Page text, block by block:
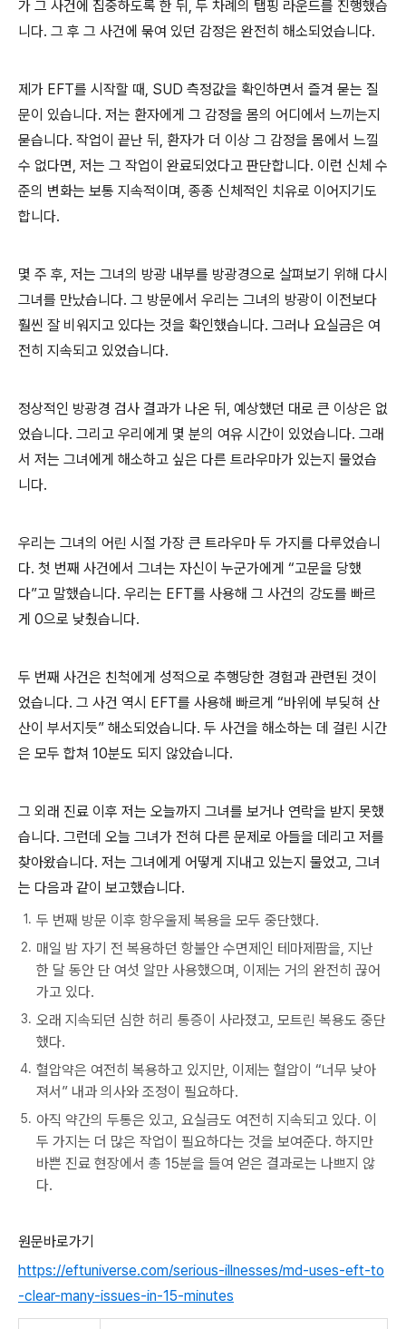
가 그 사건에 집중하도록 한 뒤, 두 차례의 탭핑 라운드를 진행했습
니다. 그 후 그 사건에 묶여 있던 감정은 완전히 해소되었습니다.
제가 EFT를 시작할 때, SUD 측정값을 확인하면서 즐겨 묻는 질
문이 있습니다. 저는 환자에게 그 감정을 몸의 어디에서 느끼는지
묻습니다. 작업이 끝난 뒤, 환자가 더 이상 그 감정을 몸에서 느낄
수 없다면, 저는 그 작업이 완료되었다고 판단합니다. 이런 신체 수
준의 변화는 보통 지속적이며, 종종 신체적인 치유로 이어지기도
합니다.
몇 주 후, 저는 그녀의 방광 내부를 방광경으로 살펴보기 위해 다시
그녀를 만났습니다. 그 방문에서 우리는 그녀의 방광이 이전보다
훨씬 잘 비워지고 있다는 것을 확인했습니다. 그러나 요실금은 여
전히 지속되고 있었습니다.
정상적인 방광경 검사 결과가 나온 뒤, 예상했던 대로 큰 이상은 없
었습니다. 그리고 우리에게 몇 분의 여유 시간이 있었습니다. 그래
서 저는 그녀에게 해소하고 싶은 다른 트라우마가 있는지 물었습
니다.
우리는 그녀의 어린 시절 가장 큰 트라우마 두 가지를 다루었습니
다. 첫 번째 사건에서 그녀는 자신이 누군가에게 “고문을 당했
다”고 말했습니다. 우리는 EFT를 사용해 그 사건의 강도를 빠르
게 0으로 낮췄습니다.
두 번째 사건은 친척에게 성적으로 추행당한 경험과 관련된 것이
었습니다. 그 사건 역시 EFT를 사용해 빠르게 “바위에 부딪혀 산
산이 부서지듯” 해소되었습니다. 두 사건을 해소하는 데 걸린 시간
은 모두 합쳐 10분도 되지 않았습니다.
그 외래 진료 이후 저는 오늘까지 그녀를 보거나 연락을 받지 못했
습니다. 그런데 오늘 그녀가 전혀 다른 문제로 아들을 데리고 저를
찾아왔습니다. 저는 그녀에게 어떻게 지내고 있는지 물었고, 그녀
는 다음과 같이 보고했습니다.
두 번째 방문 이후 항우울제 복용을 모두 중단했다.
매일 밤 자기 전 복용하던 항불안 수면제인 테마제팜을, 지난
한 달 동안 단 여섯 알만 사용했으며, 이제는 거의 완전히 끊어
가고 있다.
오래 지속되던 심한 허리 통증이 사라졌고, 모트린 복용도 중단
했다.
혈압약은 여전히 복용하고 있지만, 이제는 혈압이 “너무 낮아
져서” 내과 의사와 조정이 필요하다.
아직 약간의 두통은 있고, 요실금도 여전히 지속되고 있다. 이
두 가지는 더 많은 작업이 필요하다는 것을 보여준다. 하지만
바쁜 진료 현장에서 총 15분을 들여 얻은 결과로는 나쁘지 않
다.
원문바로가기
https://eftuniverse.com/serious-illnesses/md-uses-eft-to
-clear-many-issues-in-15-minutes